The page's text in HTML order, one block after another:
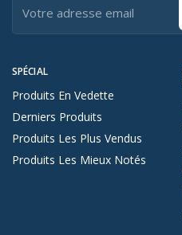
SPÉCIAL
Produits En Vedette
Derniers Produits
Produits Les Plus Vendus
Produits Les Mieux Notés